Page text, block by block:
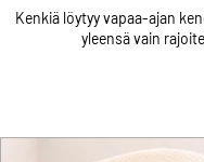
Kenkiä löytyy vapaa-ajan
yleensä vain